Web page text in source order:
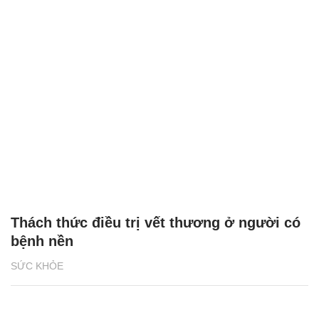
SỨC KHỎE
Thách thức điều trị vết thương ở người có
bệnh nền